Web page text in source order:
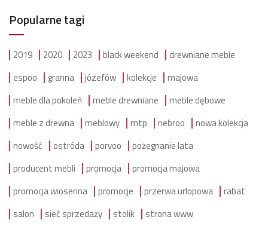
Popularne tagi
2019 2020 2023 black weekend
drewniane meble
espoo
granna józefów kolekcje
majowa
meble dla pokoleń
meble drewniane
meble dębowe
meble z drewna
meblowy mtp nebroo
nowa kolekcja
nowość
ostróda porvoo
pożegnanie lata
producent mebli
promocja
promocja majowa
promocja wiosenna
promocje przerwa urlopowa
rabat
salon
sieć sprzedaży stolik
strona www